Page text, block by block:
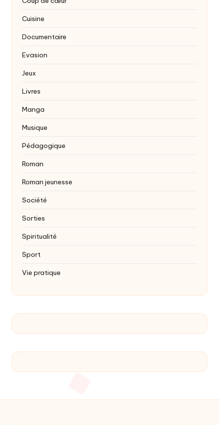
Cuisine
Documentaire
Evasion
Jeux
Livres
Manga
Musique
Pédagogique
Roman
Roman jeunesse
Société
Sorties
Spiritualité
Sport
Vie pratique